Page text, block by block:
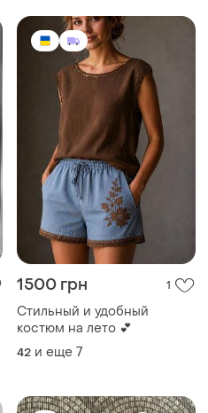
1500 грн 1
Стильный и удобный
костюм на лето 💕
42 и еще 7